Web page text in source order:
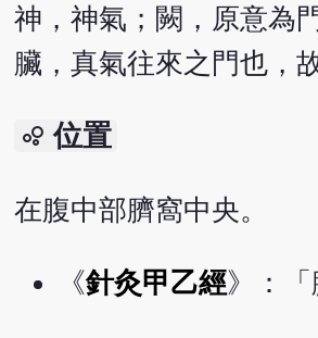
神，神氣；闕，原意為
臟，真氣往來之門也，
bubble_chart 位置
在腹中部臍窩中央。
《針灸甲乙經》：「